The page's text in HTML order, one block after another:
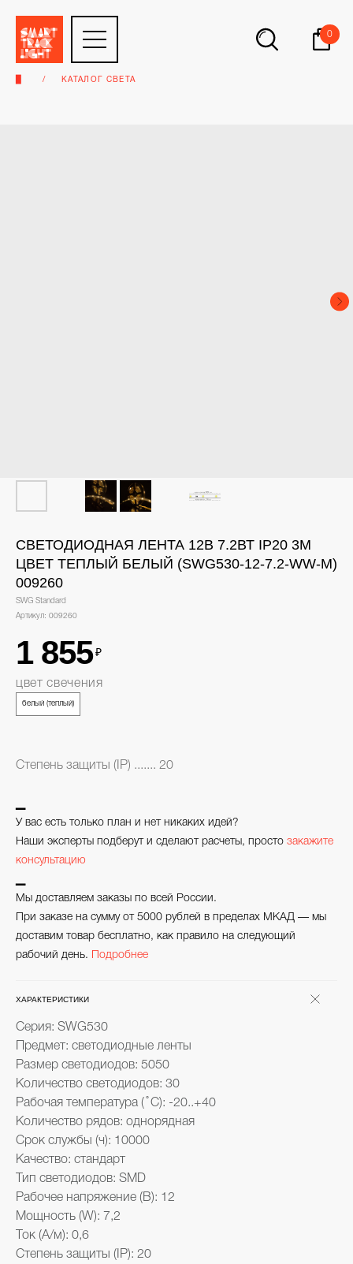
0
КАТАЛОГ СВЕТА
СВЕТОДИОДНАЯ ЛЕНТА 12В 7.2ВТ IP20 3М
ЦВЕТ ТЕПЛЫЙ БЕЛЫЙ (SWG530-12-7.2-WW-M)
009260
SWG Standard
Артикул: 009260
1 855 ₽
цвет свечения
белый (теплый)
Степень защиты (IP) ....... 20
У вас есть только план и нет никаких идей?
Наши эксперты подберут и сделают расчеты, просто закажите
консультацию
Мы доставляем заказы по всей России.
При заказе на сумму от 5000 рублей в пределах МКАД — мы
доставим товар бесплатно, как правило на следующий
рабочий день.
Подробнее
ХАРАКТЕРИСТИКИ
Серия: SWG530
Предмет: светодиодные ленты
Размер светодиодов: 5050
Количество светодиодов: 30
Рабочая температура ( ̊ С): -20..+40
Количество рядов: однорядная
Срок службы (ч): 10000
Качество: стандарт
Тип светодиодов: SMD
Рабочее напряжение (В): 12
Мощность (W): 7,2
Ток (А/м): 0,6
Степень защиты (IP): 20